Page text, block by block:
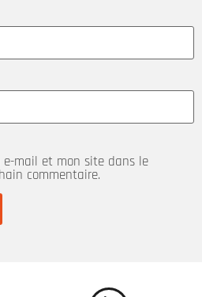
e-mail et mon site dans le
commentaire.